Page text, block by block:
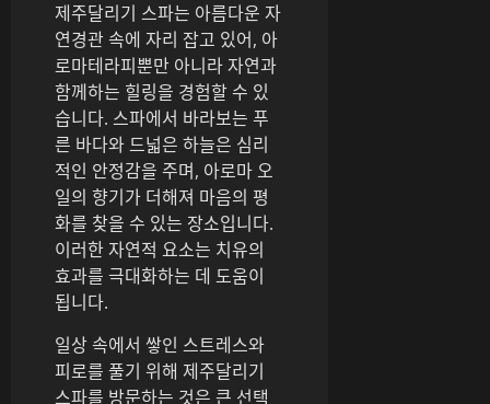
제주달리기 스파는 아름다운 자
연경관 속에 자리 잡고 있어, 아
로마테라피뿐만 아니라 자연과
함께하는 힐링을 경험할 수 있
습니다. 스파에서 바라보는 푸
른 바다와 드넓은 하늘은 심리
적인 안정감을 주며, 아로마 오
일의 향기가 더해져 마음의 평
화를 찾을 수 있는 장소입니다.
이러한 자연적 요소는 치유의
효과를 극대화하는 데 도움이
됩니다.
일상 속에서 쌓인 스트레스와
피로를 풀기 위해 제주달리기
스파를 방문하는 것은 큰 선택